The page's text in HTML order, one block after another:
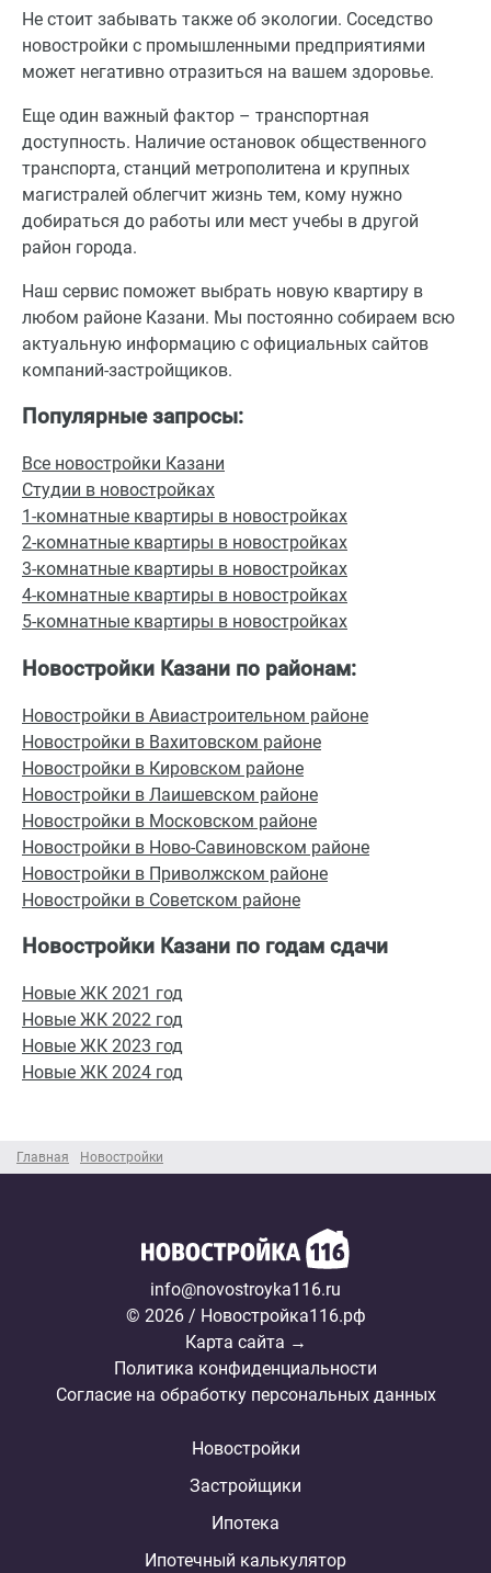
Главная Новостройки
Не стоит забывать также об экологии. Соседство
новостройки с промышленными предприятиями
может негативно отразиться на вашем здоровье.
Еще один важный фактор – транспортная
доступность. Наличие остановок общественного
транспорта, станций метрополитена и крупных
магистралей облегчит жизнь тем, кому нужно
добираться до работы или мест учебы в другой
район города.
Наш сервис поможет выбрать новую квартиру в
любом районе Казани. Мы постоянно собираем всю
актуальную информацию с официальных сайтов
компаний-застройщиков.
Популярные запросы:
Все новостройки Казани
Студии в новостройках
1-комнатные квартиры в новостройках
2-комнатные квартиры в новостройках
3-комнатные квартиры в новостройках
4-комнатные квартиры в новостройках
5-комнатные квартиры в новостройках
Новостройки Казани по районам:
Новостройки в Авиастроительном районе
Новостройки в Вахитовском районе
Новостройки в Кировском районе
Новостройки в Лаишевском районе
Новостройки в Московском районе
Новостройки в Ново-Савиновском районе
Новостройки в Приволжском районе
Новостройки в Советском районе
Новостройки Казани по годам сдачи
Новые ЖК 2021 год
Новые ЖК 2022 год
Новые ЖК 2023 год
Новые ЖК 2024 год
info@novostroyka116.ru
© 2026 / Новостройка116.рф
Карта сайта →
Политика конфиденциальности
Согласие на обработку персональных данных
Новостройки
Застройщики
Ипотека
Ипотечный калькулятор